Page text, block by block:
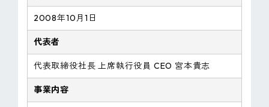
2008年10月1日
代表者
代表取締役社長 上席執行役員 CEO 宮本貴志
事業内容